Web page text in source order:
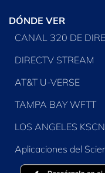
DÓNDE VER
CANAL 320 DE
DIRECTV STREAM
AT&T U-VERSE
TAMPA BAY WFTT
LOS ANGELES
Aplicaciones del